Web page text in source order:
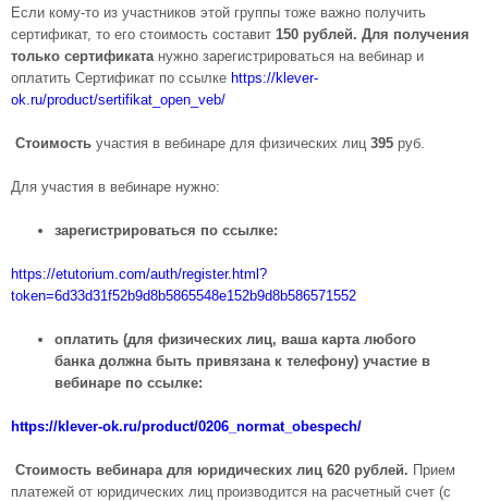
Если кому-то из участников этой группы тоже важно получить
сертификат, то его стоимость составит 150 рублей. Для получения
только сертификата нужно зарегистрироваться на вебинар и
оплатить Сертификат по ссылке https://klever-
ok.ru/product/sertifikat_open_veb/
Стоимость участия в вебинаре для физических лиц 395 руб.
Для участия в вебинаре нужно:
зарегистрироваться по ссылке:
https://etutorium.com/auth/register.html?
token=6d33d31f52b9d8b5865548e152b9d8b586571552
оплатить (для физических лиц, ваша карта любого
банка должна быть привязана к телефону) участие в
вебинаре по ссылке:
https://klever-ok.ru/product/0206_normat_obespech/
Стоимость вебинара для юридических лиц 620 рублей. Прием
платежей от юридических лиц производится на расчетный счет (с